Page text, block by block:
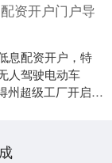
配资开户门户导
息配资开户，特
人驾驶电动车
州超级工厂开启量